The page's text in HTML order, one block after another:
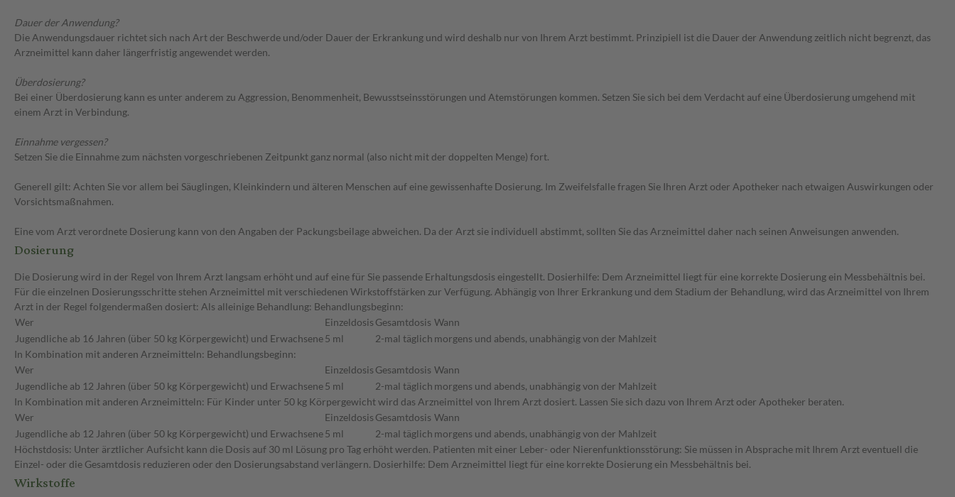
Dauer der Anwendung?
Die Anwendungsdauer richtet sich nach Art der Beschwerde und/oder Dauer der Erkrankung und wird deshalb nur von Ihrem Arzt bestimmt. Prinzipiell ist die Dauer der Anwendung zeitlich nicht begrenzt, das
Arzneimittel kann daher längerfristig angewendet werden.
Überdosierung?
Bei einer Überdosierung kann es unter anderem zu Aggression, Benommenheit, Bewusstseinsstörungen und Atemstörungen kommen. Setzen Sie sich bei dem Verdacht auf eine Überdosierung umgehend mit
einem Arzt in Verbindung.
Einnahme vergessen?
Setzen Sie die Einnahme zum nächsten vorgeschriebenen Zeitpunkt ganz normal (also nicht mit der doppelten Menge) fort.
Generell gilt: Achten Sie vor allem bei Säuglingen, Kleinkindern und älteren Menschen auf eine gewissenhafte Dosierung. Im Zweifelsfalle fragen Sie Ihren Arzt oder Apotheker nach etwaigen Auswirkungen oder
Vorsichtsmaßnahmen.
Eine vom Arzt verordnete Dosierung kann von den Angaben der Packungsbeilage abweichen. Da der Arzt sie individuell abstimmt, sollten Sie das Arzneimittel daher nach seinen Anweisungen anwenden.
Dosierung
Die Dosierung wird in der Regel von Ihrem Arzt langsam erhöht und auf eine für Sie passende Erhaltungsdosis eingestellt. Dosierhilfe: Dem Arzneimittel liegt für eine korrekte Dosierung ein Messbehältnis bei.
Für die einzelnen Dosierungsschritte stehen Arzneimittel mit verschiedenen Wirkstoffstärken zur Verfügung. Abhängig von Ihrer Erkrankung und dem Stadium der Behandlung, wird das Arzneimittel von Ihrem
Arzt in der Regel folgendermaßen dosiert: Als alleinige Behandlung: Behandlungsbeginn:
Wer
Einzeldosis Gesamtdosis Wann
Jugendliche ab 16 Jahren (über 50 kg Körpergewicht) und Erwachsene5 ml 2-mal täglich morgens und abends, unabhängig von der Mahlzeit
In Kombination mit anderen Arzneimitteln: Behandlungsbeginn:
Wer
Einzeldosis Gesamtdosis Wann
Jugendliche ab 12 Jahren (über 50 kg Körpergewicht) und Erwachsene5 ml 2-mal täglich morgens und abends, unabhängig von der Mahlzeit
In Kombination mit anderen Arzneimitteln: Für Kinder unter 50 kg Körpergewicht wird das Arzneimittel von Ihrem Arzt dosiert. Lassen Sie sich dazu von Ihrem Arzt oder Apotheker beraten.
Wer
Einzeldosis Gesamtdosis Wann
Jugendliche ab 12 Jahren (über 50 kg Körpergewicht) und Erwachsene5 ml 2-mal täglich morgens und abends, unabhängig von der Mahlzeit
Höchstdosis: Unter ärztlicher Aufsicht kann die Dosis auf 30 ml Lösung pro Tag erhöht werden. Patienten mit einer Leber- oder Nierenfunktionsstörung: Sie müssen in Absprache mit Ihrem Arzt eventuell die
Einzel- oder die Gesamtdosis reduzieren oder den Dosierungsabstand verlängern. Dosierhilfe: Dem Arzneimittel liegt für eine korrekte Dosierung ein Messbehältnis bei.
Wirkstoffe